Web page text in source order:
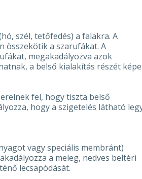
szél, tetőfedés) a falakra. A
összekötik a szarufákat. A
megakadályozva azok
a belső kialakítás részét
fel, hogy tiszta belső
hogy a szigetelés látható
vagy speciális membránt)
a meleg, nedves beltéri
lecsapódását.